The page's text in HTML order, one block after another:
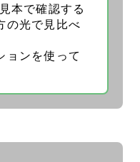
本で確認する
の光で見比べ
ョンを使って